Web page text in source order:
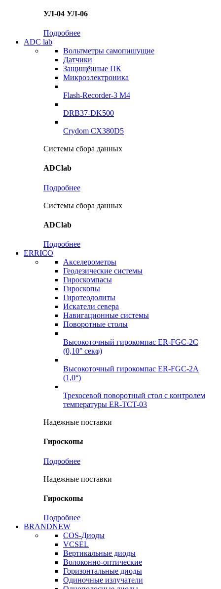
УЛ-04 УЛ-06
Подробнее
ADC lab
Вольтметры самопишущие
Датчики
Защищённые ПК
Микроэлектроника
Flash-Recorder-3 М4
DRB37-DK500
Crydom CX380D5
Системы сбора данных
ADClab
Подробнее
Системы сбора данных
ADClab
Подробнее
ERRICO
Акселерометры
Геодезические системы
Гироскомпасы
Гироскопы
Гиротеодолиты
Искатели севера
Навигационные системы
Поворотные столы
Высокоточный гирокомпас ER-FGC-2C
(0,10° секφ)
Высокоточный гирокомпас ER-FGC-2A
(1,0°)
Трехосевой поворотный стол с контролем
температуры ER-TCT-03
Надежные поставки
Гироскопы
Подробнее
Надежные поставки
Гироскопы
Подробнее
BRANDNEW
COS-Диоды
VCSEL
Вертикальные диоды
Волоконно-оптические
Горизонтальные диоды
Одиночные излучатели